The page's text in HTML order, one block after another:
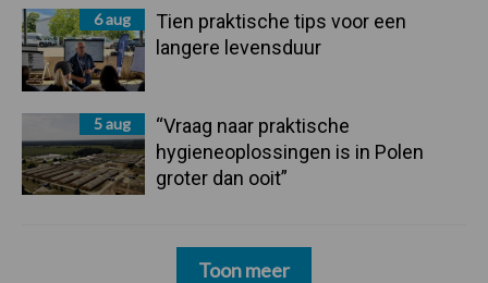
6 aug
Tien praktische tips voor een
langere levensduur
5 aug
“Vraag naar praktische
hygieneoplossingen is in Polen
groter dan ooit”
Toon meer